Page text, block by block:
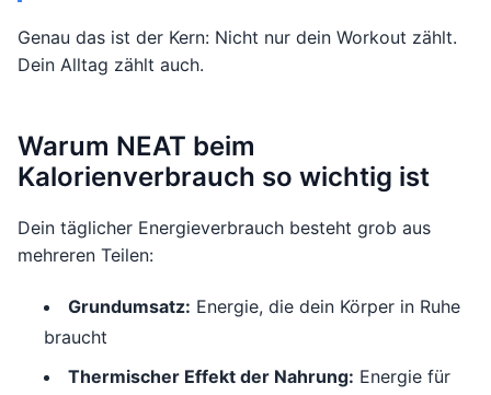
Genau das ist der Kern: Nicht nur dein Workout zählt.
Dein Alltag zählt auch.
Warum NEAT beim
Kalorienverbrauch so wichtig ist
Dein täglicher Energieverbrauch besteht grob aus
mehreren Teilen:
Grundumsatz: Energie, die dein Körper in Ruhe
braucht
Thermischer Effekt der Nahrung: Energie für